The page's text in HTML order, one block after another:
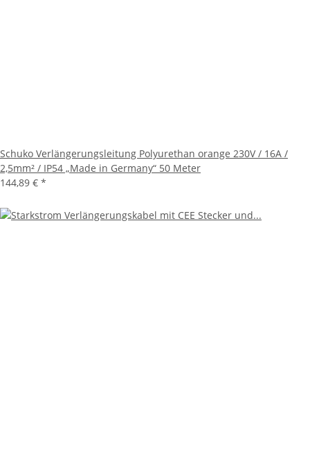
Schuko Verlängerungsleitung Polyurethan orange 230V / 16A /
2,5mm² / IP54 „Made in Germany“ 50 Meter
144,89 € *